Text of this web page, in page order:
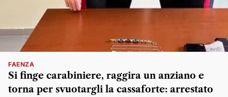
FAENZA
Si finge carabiniere, raggira un anziano e
torna per svuotargli la cassaforte: arrestato